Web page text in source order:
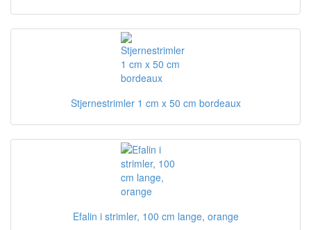
Stjernestrimler 1 cm x 50 cm bordeaux
Efalin i strimler, 100 cm lange, orange